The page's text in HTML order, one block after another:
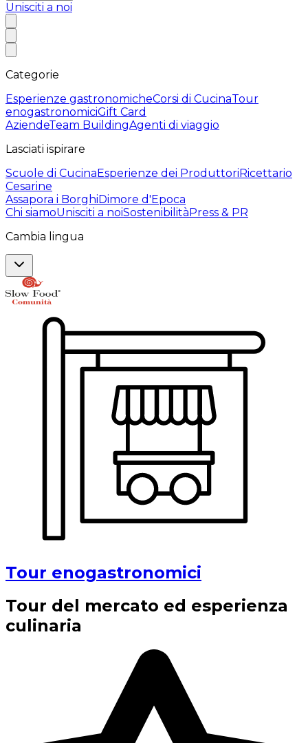
Unisciti a noi
Categorie
Esperienze gastronomicheCorsi di CucinaTour
enogastronomiciGift Card
AziendeTeam BuildingAgenti di viaggio
Lasciati ispirare
Scuole di CucinaEsperienze dei ProduttoriRicettario
Cesarine
Assapora i BorghiDimore d'Epoca
Chi siamoUnisciti a noiSostenibilitàPress & PR
Cambia lingua
Tour enogastronomici
Tour del mercato ed esperienza
culinaria